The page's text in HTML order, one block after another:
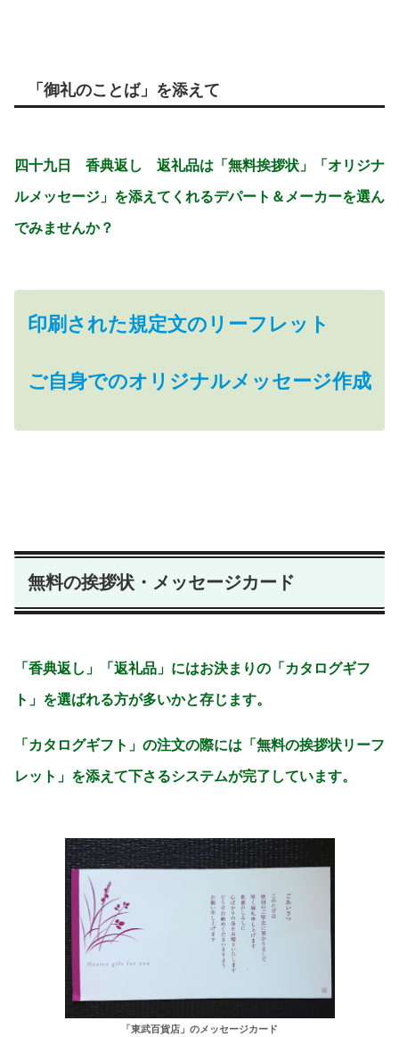
「御礼のことば」を添えて
四十九日 香典返し 返礼品は「無料挨拶状」「オリジナ
ルメッセージ」を添えてくれるデパート＆メーカーを選ん
でみませんか？
印刷された規定文のリーフレット
ご自身でのオリジナルメッセージ作成
無料の挨拶状・メッセージカード
「香典返し」「返礼品」にはお決まりの「カタログギフ
ト」を選ばれる方が多いかと存じます。
「カタログギフト」の注文の際には「無料の挨拶状リーフ
レット」を添えて下さるシステムが完了しています。
「東武百貨店」のメッセージカード